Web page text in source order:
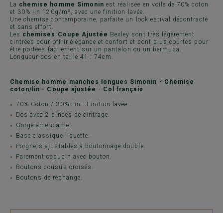
La chemise homme Simonin est réalisée en voile de 70% coton
et 30% lin 120g/m², avec une finition lavée.
Une chemise contemporaine, parfaite un look estival décontracté
et sans effort.
Les chemises Coupe Ajustée Bexley sont très légèrement
cintrées pour offrir élégance et confort et sont plus courtes pour
être portées facilement sur un pantalon ou un bermuda.
Longueur dos en taille 41 : 74cm.
Chemise homme manches longues Simonin - Chemise
coton/lin - Coupe ajustée - Col français
70% Coton / 30% Lin - Finition lavée.
Dos avec 2 pinces de cintrage.
Gorge américaine.
Base classique liquette.
Poignets ajustables à boutonnage double.
Parement capucin avec bouton.
Boutons cousus croisés.
Boutons de rechange.